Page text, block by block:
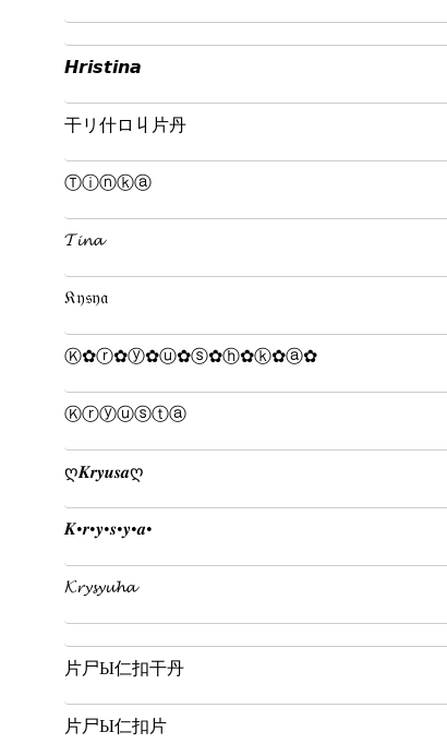
𝙃𝙧𝙞𝙨𝙩𝙞𝙣𝙖
干リ什ロ丩片丹
Ⓣⓘⓝⓚⓐ
𝓣𝓲𝓷𝓪
𝔎𝔶𝔰𝔶𝔞
Ⓚ✿ⓡ✿ⓨ✿ⓤ✿ⓢ✿ⓗ✿ⓚ✿ⓐ✿
Ⓚⓡⓨⓤⓢⓣⓐ
ღ𝑲𝒓𝒚𝒖𝒔𝒂ღ
𝑲•𝒓•𝒚•𝒔•𝒚•𝒂•
𝓚𝓻𝔂𝓼𝔂𝓾𝓱𝓪
片尸Ы仁扣干丹
片尸Ы仁扣片